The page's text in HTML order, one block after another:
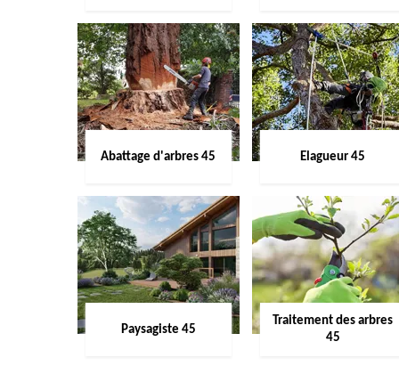
Abattage d'arbres 45 Elagueur 45
Paysagiste 45
Traitement des arbres
45